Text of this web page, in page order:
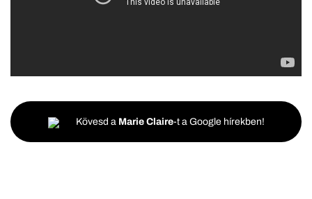
Kövesd a Marie Claire-t a Google hírekben!